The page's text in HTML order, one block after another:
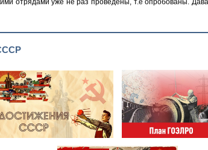
отрядами уже не раз проведены, т.е опробованы.